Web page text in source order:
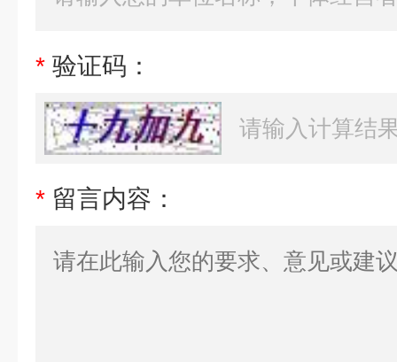
* 验证码：
* 留言内容：